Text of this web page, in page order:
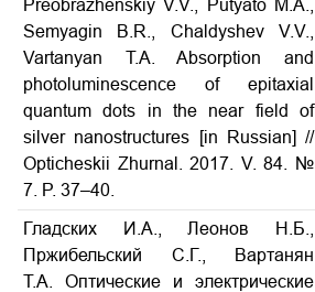
Preobrazhenskiy V.V., Putyato M.A.,
Semyagin B.R., Chaldyshev V.V.,
Vartanyan T.A. Absorption and
photoluminescence of epitaxial
quantum dots in the near field of
silver nanostructures
[in Russian] //
Opticheskii Zhurnal. 2017. V. 84. №
7. P. 37–40.
Гладских И.А., Леонов Н.Б.,
Пржибельский С.Г., Вартанян
Т.А. Оптические и электрические